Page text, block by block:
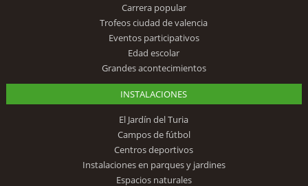
Carrera popular
Trofeos ciudad de valencia
Eventos participativos
Edad escolar
Grandes acontecimientos
INSTALACIONES
El Jardín del Turia
Campos de fútbol
Centros deportivos
Instalaciones en parques y jardines
Espacios naturales